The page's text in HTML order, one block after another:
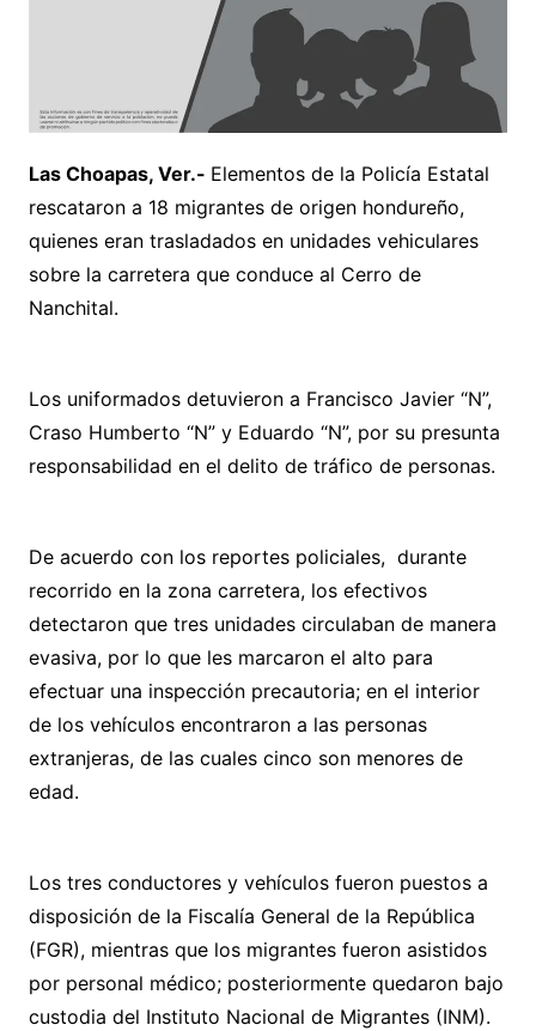
Las Choapas, Ver.- Elementos de la Policía Estatal
rescataron a 18 migrantes de origen hondureño,
quienes eran trasladados en unidades vehiculares
sobre la carretera que conduce al Cerro de
Nanchital.
Los uniformados detuvieron a Francisco Javier “N”,
Craso Humberto “N” y Eduardo “N”, por su presunta
responsabilidad en el delito de tráfico de personas.
De acuerdo con los reportes policiales, durante
recorrido en la zona carretera, los efectivos
detectaron que tres unidades circulaban de manera
evasiva, por lo que les marcaron el alto para
efectuar una inspección precautoria; en el interior
de los vehículos encontraron a las personas
extranjeras, de las cuales cinco son menores de
edad.
Los tres conductores y vehículos fueron puestos a
disposición de la Fiscalía General de la República
(FGR), mientras que los migrantes fueron asistidos
por personal médico; posteriormente quedaron bajo
custodia del Instituto Nacional de Migrantes (INM).